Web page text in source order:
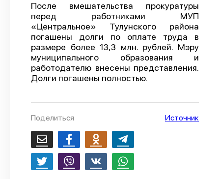
Отчеты
Предложить публикацию
Справочник
О проекте
После вмешательства прокуратуры
перед работниками МУП
«Центральное» Тулунского района
погашены долги по оплате труда в
размере более 13,3 млн. рублей. Мэру
муниципального образования и
работодателю внесены представления.
Долги погашены полностью.
Поделиться Источник